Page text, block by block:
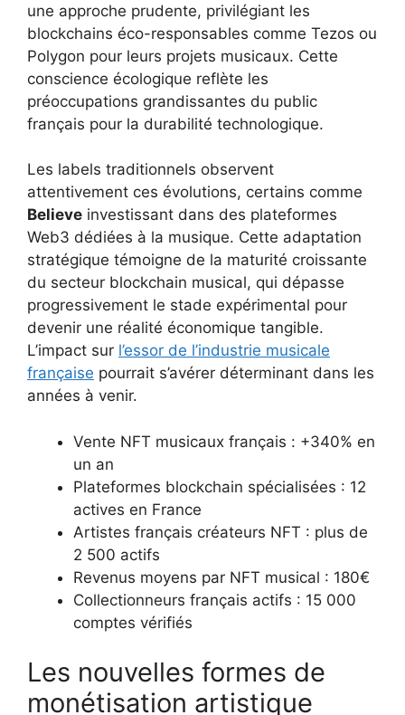
une approche prudente, privilégiant les
blockchains éco-responsables comme Tezos ou
Polygon pour leurs projets musicaux. Cette
conscience écologique reflète les
préoccupations grandissantes du public
français pour la durabilité technologique.
Les labels traditionnels observent
attentivement ces évolutions, certains comme
Believe investissant dans des plateformes
Web3 dédiées à la musique. Cette adaptation
stratégique témoigne de la maturité croissante
du secteur blockchain musical, qui dépasse
progressivement le stade expérimental pour
devenir une réalité économique tangible.
L’impact sur l’essor de l’industrie musicale
française pourrait s’avérer déterminant dans les
années à venir.
Vente NFT musicaux français : +340% en
un an
Plateformes blockchain spécialisées : 12
actives en France
Artistes français créateurs NFT : plus de
2 500 actifs
Revenus moyens par NFT musical : 180€
Collectionneurs français actifs : 15 000
comptes vérifiés
Les nouvelles formes de
monétisation artistique